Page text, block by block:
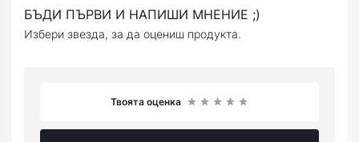
БЪДИ ПЪРВИ И НАПИШИ МНЕНИЕ ;)
Избери звезда, за да оцениш продукта.
Твоята оценка